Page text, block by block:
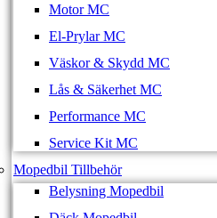
Motor MC
El-Prylar MC
Väskor & Skydd MC
Lås & Säkerhet MC
Performance MC
Service Kit MC
Mopedbil Tillbehör
Belysning Mopedbil